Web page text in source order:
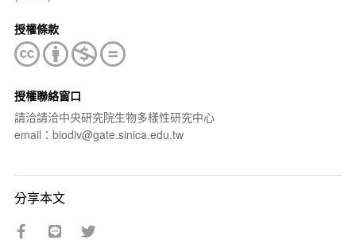
授權條款
授權聯絡窗口
請洽請洽中央研究院生物多樣性研究中心
email：biodiv@gate.sinica.edu.tw
分享本文